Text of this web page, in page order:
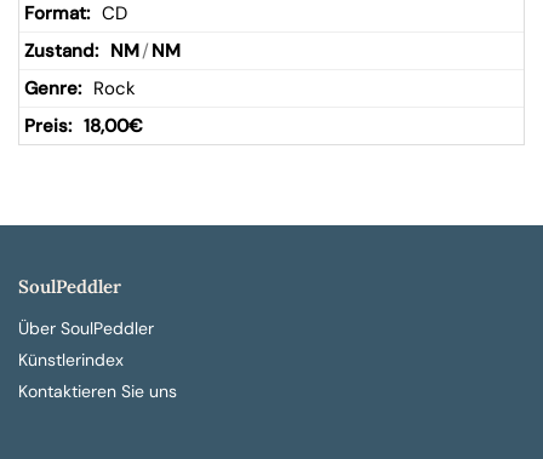
CD
NM/ NM
Rock
18,00€
SoulPeddler
Über SoulPeddler
Künstlerindex
Kontaktieren Sie uns